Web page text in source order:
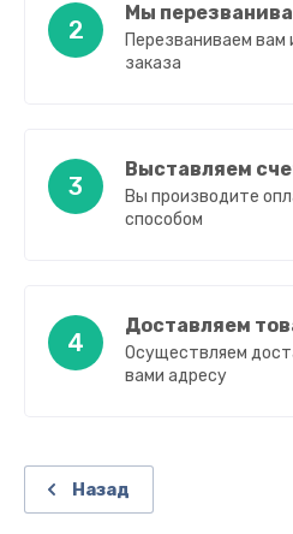
2
Мы
Перезваниваем вам
заказа
3
Выставляем
Вы производите
способом
4
Доставляем
Осуществляем
вами адресу
Назад